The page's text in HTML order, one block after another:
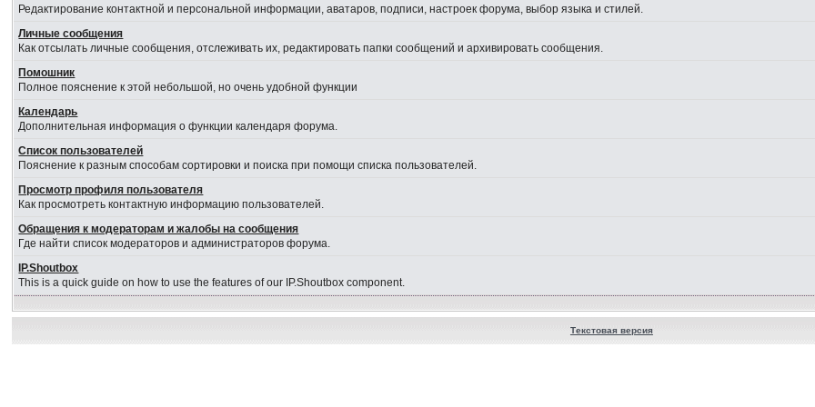
Редактирование контактной и персональной информации, аватаров, подписи, настроек форума, выбор языка и стилей.
Личные сообщения
Как отсылать личные сообщения, отслеживать их, редактировать папки сообщений и архивировать сообщения.
Помошник
Полное пояснение к этой небольшой, но очень удобной функции
Календарь
Дополнительная информация о функции календаря форума.
Список пользователей
Пояснение к разным способам сортировки и поиска при помощи списка пользователей.
Просмотр профиля пользователя
Как просмотреть контактную информацию пользователей.
Обращения к модераторам и жалобы на сообщения
Где найти список модераторов и администраторов форума.
IP.Shoutbox
This is a quick guide on how to use the features of our IP.Shoutbox component.
Текстовая версия